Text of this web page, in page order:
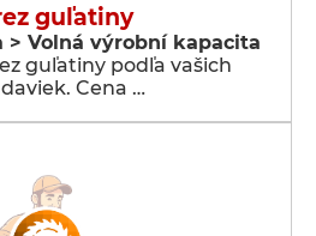
guľatiny
> Volná výrobní kapacita
guľatiny podľa vašich
Cena …